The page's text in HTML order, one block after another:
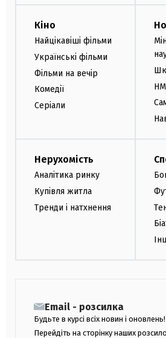
Кіно
Найцікавіші фільми
Українські фільми
Фільми на вечір
Комедії
Серіали
Нерухомість
Аналітика ринку
Купівля житла
Тренди і натхнення
Email - розсилка
Будьте в курсі всіх новин і оновлень!
Перейдіть на сторінку наших